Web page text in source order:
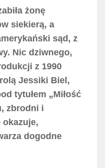
żonę
siekierą, a
sąd, z
Nic dziwnego,
z 1990
Jessiki Biel,
tytułem „Miłość
zbrodni i
okazuje,
dogodne